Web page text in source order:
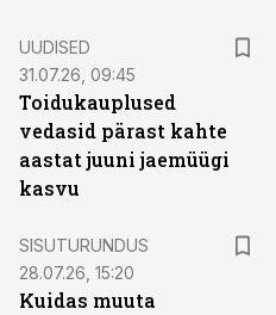
UUDISED
31.07.26, 09:45
Toidukauplused
vedasid pärast kahte
aastat juuni jaemüügi
kasvu
SISUTURUNDUS
28.07.26, 15:20
Kuidas muuta